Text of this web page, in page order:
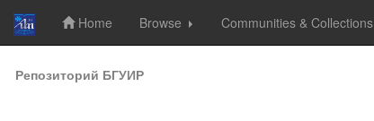
Skip
navigation
Home Browse Communities & Collections
Репозиторий БГУИР